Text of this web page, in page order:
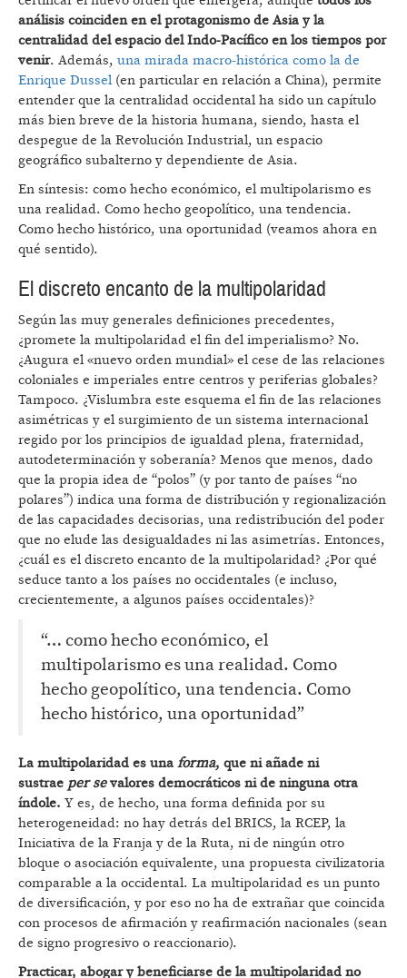
análisis coinciden en el protagonismo de Asia y la
centralidad del espacio del Indo-Pacífico en los tiempos por
venir. Además, una mirada macro-histórica como la de
Enrique Dussel (en particular en relación a China), permite
entender que la centralidad occidental ha sido un capítulo
más bien breve de la historia humana, siendo, hasta el
despegue de la Revolución Industrial, un espacio
geográfico subalterno y dependiente de Asia.
En síntesis: como hecho económico, el multipolarismo es
una realidad. Como hecho geopolítico, una tendencia.
Como hecho histórico, una oportunidad (veamos ahora en
qué sentido).
El discreto encanto de la multipolaridad
Según las muy generales definiciones precedentes,
¿promete la multipolaridad el fin del imperialismo? No.
¿Augura el «nuevo orden mundial» el cese de las relaciones
coloniales e imperiales entre centros y periferias globales?
Tampoco. ¿Vislumbra este esquema el fin de las relaciones
asimétricas y el surgimiento de un sistema internacional
regido por los principios de igualdad plena, fraternidad,
autodeterminación y soberanía? Menos que menos, dado
que la propia idea de “polos” (y por tanto de países “no
polares”) indica una forma de distribución y regionalización
de las capacidades decisorias, una redistribución del poder
que no elude las desigualdades ni las asimetrías. Entonces,
¿cuál es el discreto encanto de la multipolaridad? ¿Por qué
seduce tanto a los países no occidentales (e incluso,
crecientemente, a algunos países occidentales)?
“… como hecho económico, el
multipolarismo es una realidad. Como
hecho geopolítico, una tendencia. Como
hecho histórico, una oportunidad”
La multipolaridad es una forma, que ni añade ni
sustrae per sevalores democráticos ni de ninguna otra
índole. Y es, de hecho, una forma definida por su
heterogeneidad: no hay detrás del BRICS, la RCEP, la
Iniciativa de la Franja y de la Ruta, ni de ningún otro
bloque o asociación equivalente, una propuesta civilizatoria
comparable a la occidental. La multipolaridad es un punto
de diversificación, y por eso no ha de extrañar que coincida
con procesos de afirmación y reafirmación nacionales (sean
de signo progresivo o reaccionario).
Practicar, abogar y beneficiarse de la multipolaridad no